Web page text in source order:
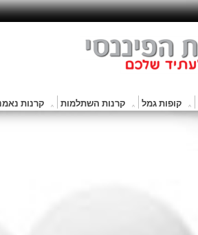
קופות גמל קרנות השתלמות קרנות